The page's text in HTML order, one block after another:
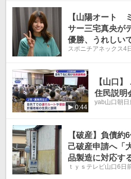
【山陽オート
サー三宅真央が
優勝、うれしい
スポニチアネックス4
0:44
【山口
住民説明
yab山口朝日
【破産】負債約
己破産申請へ「
品製造に対応す
ｔｙｓテレビ山口6日